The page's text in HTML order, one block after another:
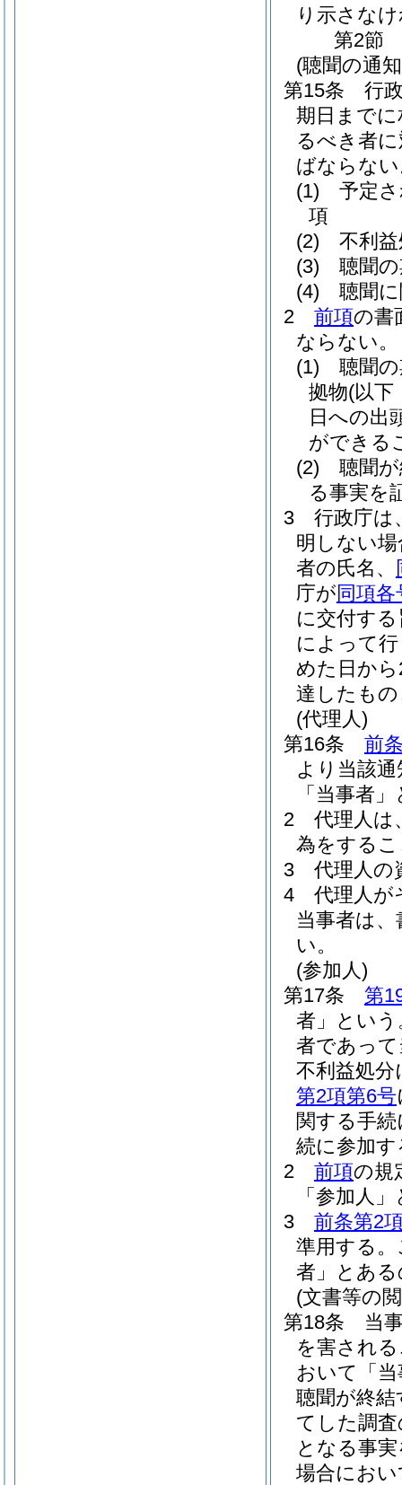
り示さな
第2節
(聴聞の通
第15条
行
期日まで
るべき者
ばならな
(1)
予定
項
(2)
不利
(3)
聴聞
(4)
聴聞
2
前項の書
ならない。
(1)
聴聞
拠物(以下
日への出
ができる
(2)
聴聞
る事実を
3
行政庁は
明しない
者の氏名、
庁が同項各
に交付す
によって
めた日か
達したも
(代理人)
第16条
前
より当該
「当事者
2
代理人は
為をする
3
代理人の
4
代理人が
当事者は
い。
(参加人)
第17条
第
者」という
者であっ
不利益処
第2項第6号
関する手
続に参加
2
前項の規
「参加人
3
前条第2
準用する。
者」とあ
(文書等の
第18条
当
を害され
おいて「
聴聞が終
てした調
となる事
場合にお